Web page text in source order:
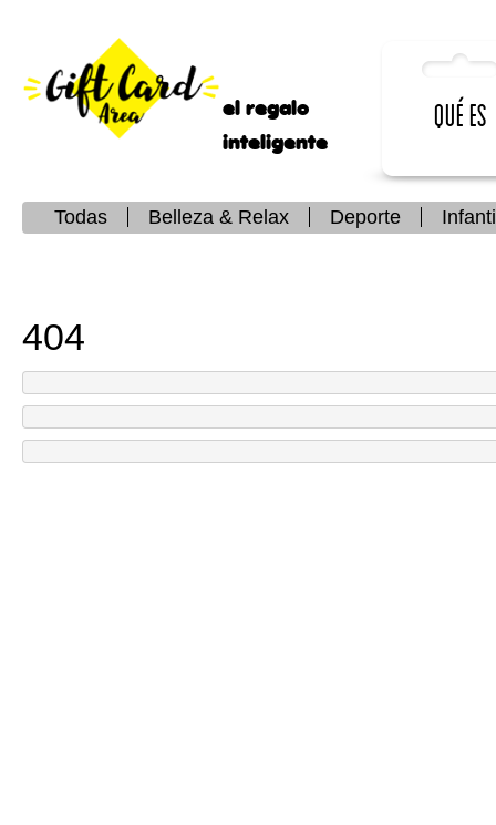
el regalo
inteligente
Qué es
Todas Belleza & Relax Deporte
404